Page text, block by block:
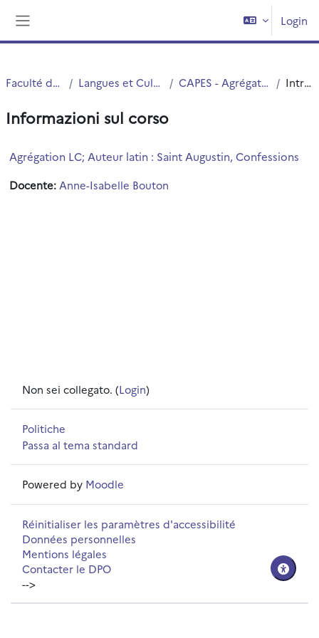
Login
Faculté des Humanités Langues et Cultures Antiques (LCA) CAPES - Agrégation interne et Externe Introduzione
Informazioni sul corso
Agrégation LC; Auteur latin : Saint Augustin, Confessions
Docente: Anne-Isabelle Bouton
Non sei collegato. (Login)
Politiche
Passa al tema standard
Powered by Moodle
Réinitialiser les paramètres d'accessibilité
Données personnelles
Mentions légales
Contacter le DPO
-->